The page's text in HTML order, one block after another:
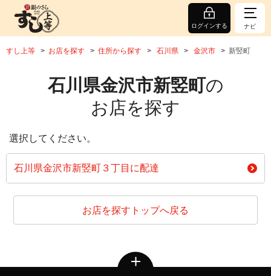
ログインする ナビ
すし上等 お店を探す 住所から探す 石川県 金沢市 新竪町
石川県金沢市新竪町の
お店を探す
選択してください。
石川県金沢市新竪町３丁目に配達
お店を探すトップへ戻る